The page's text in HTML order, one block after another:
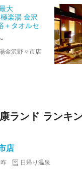
大
楽湯 金沢
＋タオルセ
オルセット
金沢野々市店
ランド ランキ
店
日帰り温泉